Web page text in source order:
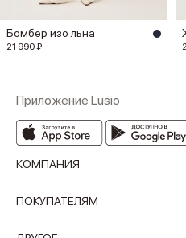
Бомбер изо льна
21 990 ₽
Приложение Lusio
КОМПАНИЯ
ПОКУПАТЕЛЯМ